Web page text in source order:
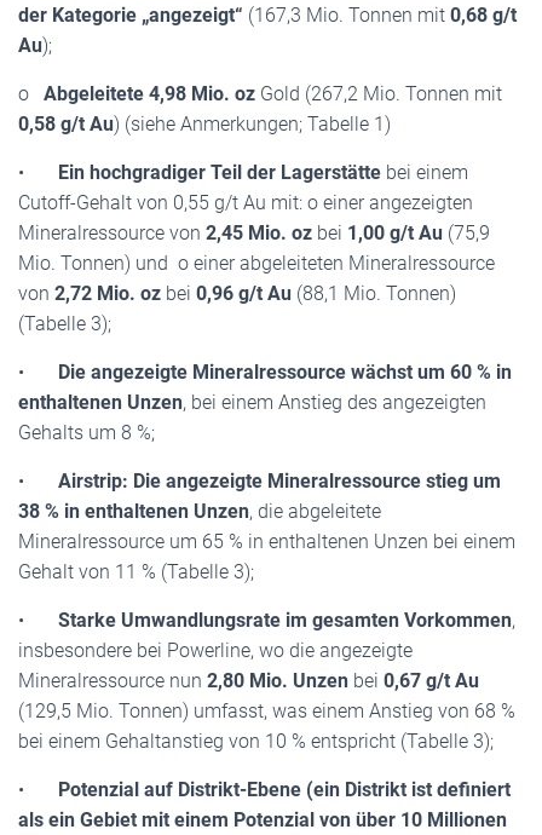
der Kategorie „angezeigt“ (167,3 Mio. Tonnen mit 0,68 g/t
Au);
o Abgeleitete 4,98 Mio. oz Gold (267,2 Mio. Tonnen mit
0,58 g/t Au) (siehe Anmerkungen; Tabelle 1)
• Ein hochgradiger Teil der Lagerstätte bei einem
Cutoff-Gehalt von 0,55 g/t Au mit: o einer angezeigten
Mineralressource von 2,45 Mio. oz bei 1,00 g/t Au (75,9
Mio. Tonnen) und o einer abgeleiteten Mineralressource
von 2,72 Mio. oz bei 0,96 g/t Au (88,1 Mio. Tonnen)
(Tabelle 3);
• Die angezeigte Mineralressource wächst um 60 % in
enthaltenen Unzen, bei einem Anstieg des angezeigten
Gehalts um 8 %;
• Airstrip: Die angezeigte Mineralressource stieg um
38 % in enthaltenen Unzen, die abgeleitete
Mineralressource um 65 % in enthaltenen Unzen bei einem
Gehalt von 11 % (Tabelle 3);
• Starke Umwandlungsrate im gesamten Vorkommen,
insbesondere bei Powerline, wo die angezeigte
Mineralressource nun 2,80 Mio. Unzen bei 0,67 g/t Au
(129,5 Mio. Tonnen) umfasst, was einem Anstieg von 68 %
bei einem Gehaltanstieg von 10 % entspricht (Tabelle 3);
• Potenzial auf Distrikt-Ebene (ein Distrikt ist definiert
als ein Gebiet mit einem Potenzial von über 10 Millionen